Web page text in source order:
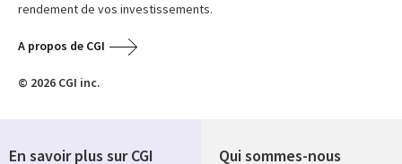
rendement de vos investissements.
A propos de CGI
© 2026 CGI inc.
Qui sommes-nous
En savoir plus sur CGI